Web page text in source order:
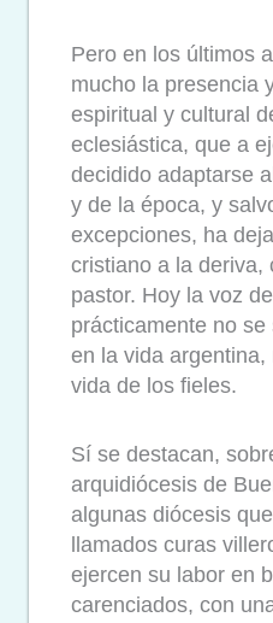
Pero en los últimos
mucho la presencia
espiritual y cultural
eclesiástica, que a
decidido adaptarse
y de la época, y
excepciones, ha
cristiano a la deriva,
pastor. Hoy la voz
prácticamente no
en la vida
vida de los fieles.
Sí se destacan,
arquidiócesis de
algunas diócesis
llamados curas
ejercen su labor en
carenciados, con